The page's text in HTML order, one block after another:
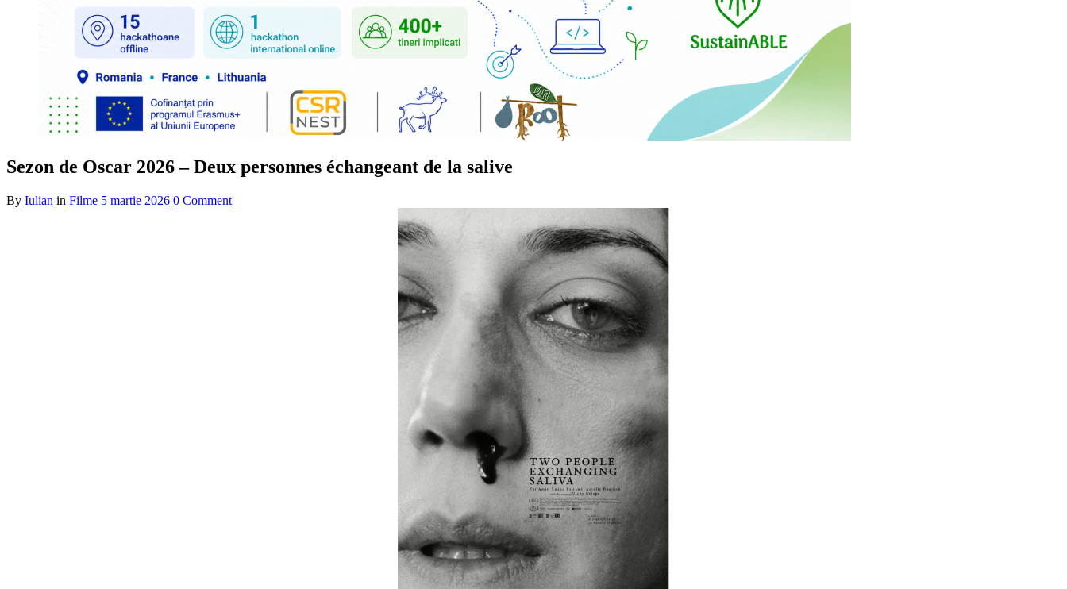
Sezon de Oscar 2026 – Deux personnes échangeant de la salive
By Iulian in Filme 5 martie 2026 0 Comment